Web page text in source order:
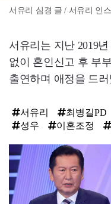
서유리 심경 글 / 서유리 인
서유리는 지난 2019
없이 혼인신고 후 부
출연하며 애정을 드
서유리 최병길PD
성우
이혼조정
탑
라
인